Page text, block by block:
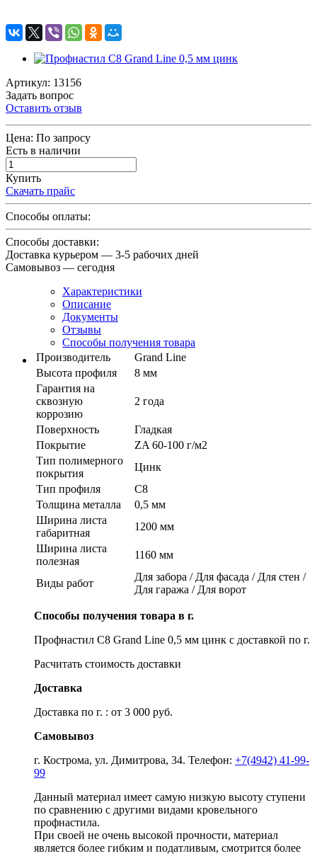
Артикул: 13156
Задать вопрос
Оставить отзыв
Цена: По запросу
Есть в наличии
Купить
Скачать прайс
Способы оплаты:
Способы доставки:
Доставка курьером — 3-5 рабочих дней
Самовывоз — сегодня
Характеристики
Описание
Документы
Отзывы
Способы получения товара
Производитель
Grand Line
Высота профиля
8 мм
Гарантия на
сквозную
коррозию
2 года
Поверхность
Гладкая
Покрытие
ZA 60-100 г/м2
Тип полимерного
покрытия
Цинк
Тип профиля
С8
Толщина металла
0,5 мм
Ширина листа
габаритная
1200 мм
Ширина листа
полезная
1160 мм
Виды работ
Для забора / Для фасада / Для стен /
Для гаража / Для ворот
Способы получения товара в г.
Профнастил С8 Grand Line 0,5 мм цинк с доставкой по г.
Расчитать стоимость доставки
Доставка
Доставка по г. : от 3 000 руб.
Самовывоз
г. Кострома, ул. Димитрова, 34. Телефон: +7(4942) 41-99-
99
Данный материал имеет самую низкую высоту ступени
по сравнению с другими видами кровельного
профнастила.
При своей не очень высокой прочности, материал
является более гибким и податливым, смотрится более